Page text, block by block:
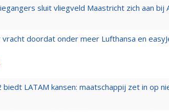
sluit vliegveld Maastricht zich aan bij
doordat onder meer Lufthansa en
biedt LATAM kansen: maatschappij zet in op